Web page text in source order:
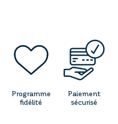
Programme
fidélité
Paiement
sécurisé